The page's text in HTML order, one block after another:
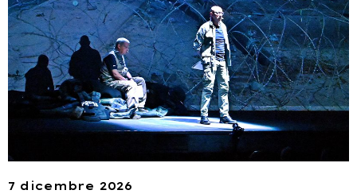
7 dicembre 2026